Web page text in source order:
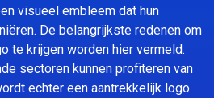
visueel embleem dat hun
De belangrijkste redenen om
te krijgen worden hier vermeld.
sectoren kunnen profiteren van
echter een aantrekkelijk logo